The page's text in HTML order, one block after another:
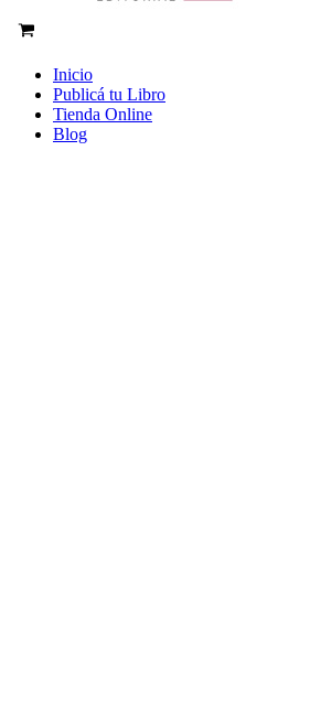
Inicio
Publicá tu Libro
Tienda Online
Blog